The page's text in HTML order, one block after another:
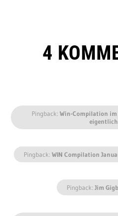
4
Pingback: Win-Compilation im
eigentlich
Pingback: WIN Compilation
Pingback: Jim